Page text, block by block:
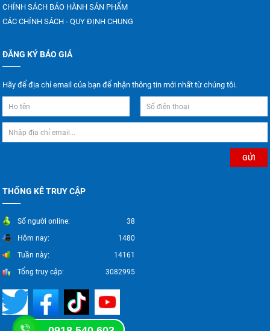
CHÍNH SÁCH BẢO HÀNH SẢN PHẨM
CÁC CHÍNH SÁCH - QUY ĐỊNH CHUNG
ĐĂNG KÝ BÁO GIÁ
Hãy để địa chỉ email của bạn để nhận thông tin mới nhất từ chúng tôi.
THỐNG KÊ TRUY CẬP
Số người online:
38
Hôm nay:
1480
Tuần này:
14161
Tổng truy cập:
3082995